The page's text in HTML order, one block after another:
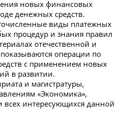
новых финансовых
денежных средств.
виды платежных
процедур и знания правил
отечественной и
операции по
с применением новых
в развитии.
и магистратуры,
«Экономика»,
всех интересующихся данной